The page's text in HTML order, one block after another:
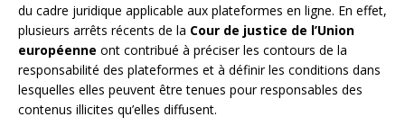
du cadre juridique applicable aux plateformes en ligne. En effet,
plusieurs arrêts récents de la Cour de justice de l’Union
européenne ont contribué à préciser les contours de la
responsabilité des plateformes et à définir les conditions dans
lesquelles elles peuvent être tenues pour responsables des
contenus illicites qu’elles diffusent.